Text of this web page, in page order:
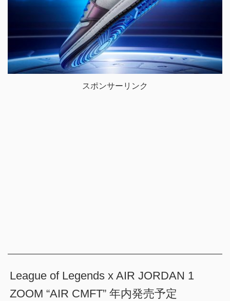
スポンサーリンク
League of Legends x AIR JORDAN 1
ZOOM “AIR CMFT” 年内発売予定